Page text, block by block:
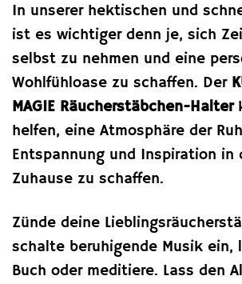
In unserer hektischen und
ist es wichtiger denn je, sich
selbst zu nehmen und eine
Wohlfühloase zu schaffen. Der
MAGIE Räucherstäbchen-Halter
helfen, eine Atmosphäre der
Entspannung und Inspiration in
Zuhause zu schaffen.
Zünde deine
schalte beruhigende Musik ein,
Buch oder meditiere. Lass den